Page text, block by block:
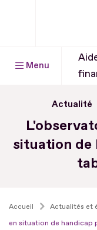
Menu
Actualité
situation de
Accueil Actualités et
en situation de handicap